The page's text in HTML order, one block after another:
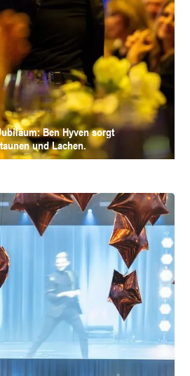
Ben Hyven sorgt
und Lachen.